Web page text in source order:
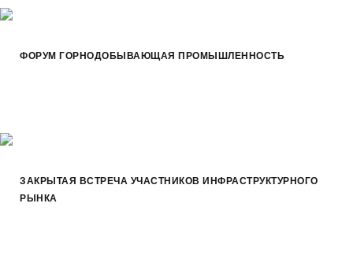
ФОРУМ ГОРНОДОБЫВАЮЩАЯ ПРОМЫШЛЕННОСТЬ
ЗАКРЫТАЯ ВСТРЕЧА УЧАСТНИКОВ ИНФРАСТРУКТУРНОГО
РЫНКА